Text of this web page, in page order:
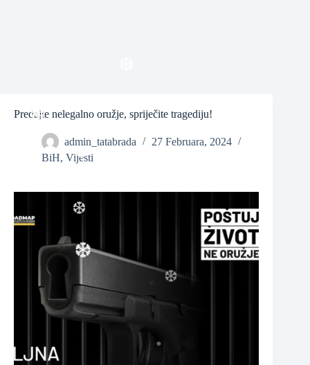
Predajte nelegalno oružje, spriječite tragediju!
admin_tatabrada
27 Februara, 2024
BiH, Vijesti
❆
❆
❆
❆
❆